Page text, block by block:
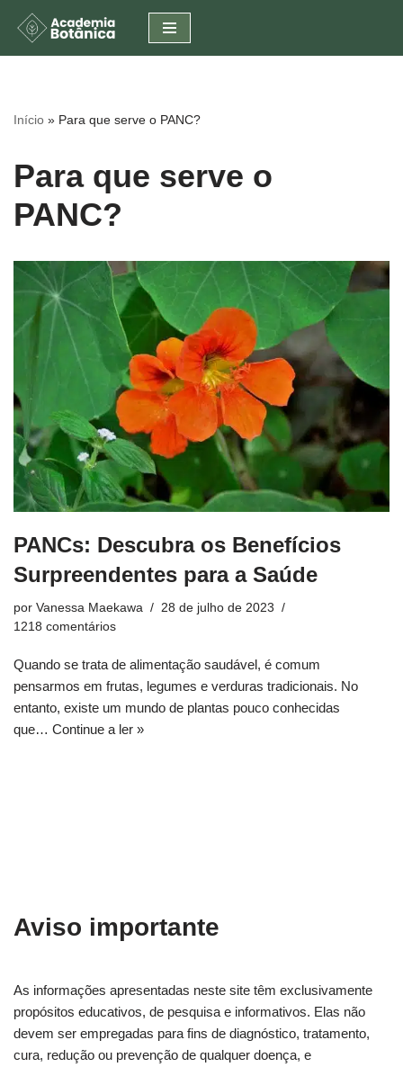
Pular
conteúdo
Início » Para que serve o PANC?
Para que serve o
PANC?
PANCs: Descubra os Benefícios
Surpreendentes para a Saúde
por Vanessa Maekawa
28 de julho de 2023
1218 comentários
Quando se trata de alimentação saudável, é comum
pensarmos em frutas, legumes e verduras tradicionais. No
entanto, existe um mundo de plantas pouco conhecidas
que… Continue a ler »
Aviso importante
As informações apresentadas neste site têm exclusivamente
propósitos educativos, de pesquisa e informativos. Elas não
devem ser empregadas para fins de diagnóstico, tratamento,
cura, redução ou prevenção de qualquer doença, e